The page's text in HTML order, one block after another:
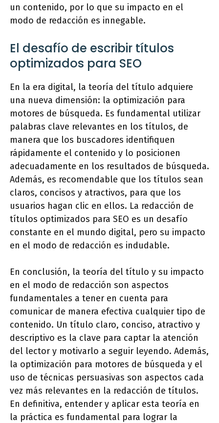
un contenido, por lo que su impacto en el
modo de redacción es innegable.
El desafío de escribir títulos
optimizados para SEO
En la era digital, la teoría del título adquiere
una nueva dimensión: la optimización para
motores de búsqueda. Es fundamental utilizar
palabras clave relevantes en los títulos, de
manera que los buscadores identifiquen
rápidamente el contenido y lo posicionen
adecuadamente en los resultados de búsqueda.
Además, es recomendable que los títulos sean
claros, concisos y atractivos, para que los
usuarios hagan clic en ellos. La redacción de
títulos optimizados para SEO es un desafío
constante en el mundo digital, pero su impacto
en el modo de redacción es indudable.
En conclusión, la teoría del título y su impacto
en el modo de redacción son aspectos
fundamentales a tener en cuenta para
comunicar de manera efectiva cualquier tipo de
contenido. Un título claro, conciso, atractivo y
descriptivo es la clave para captar la atención
del lector y motivarlo a seguir leyendo. Además,
la optimización para motores de búsqueda y el
uso de técnicas persuasivas son aspectos cada
vez más relevantes en la redacción de títulos.
En definitiva, entender y aplicar esta teoría en
la práctica es fundamental para lograr la